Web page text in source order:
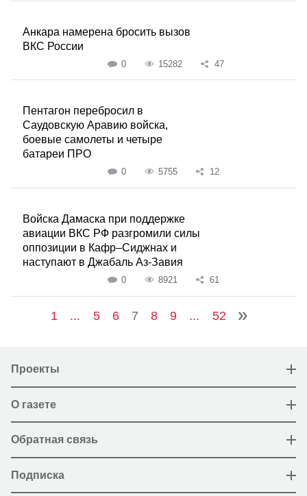
Анкара намерена бросить вызов
ВКС России
0 15282 47
Пентагон перебросил в
Саудовскую Аравию войска,
боевые самолеты и четыре
батареи ПРО
0 5755 12
Войска Дамаска при поддержке
авиации ВКС РФ разгромили силы
оппозиции в Кафр–Сиджнах и
наступают в Джабаль Аз-Завия
0 8921 61
1 ... 5 6 7 8 9 ... 52
Проекты
О газете
Обратная связь
Подписка